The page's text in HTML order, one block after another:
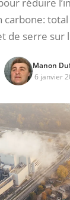
de serre sur
Manon
6 janvier